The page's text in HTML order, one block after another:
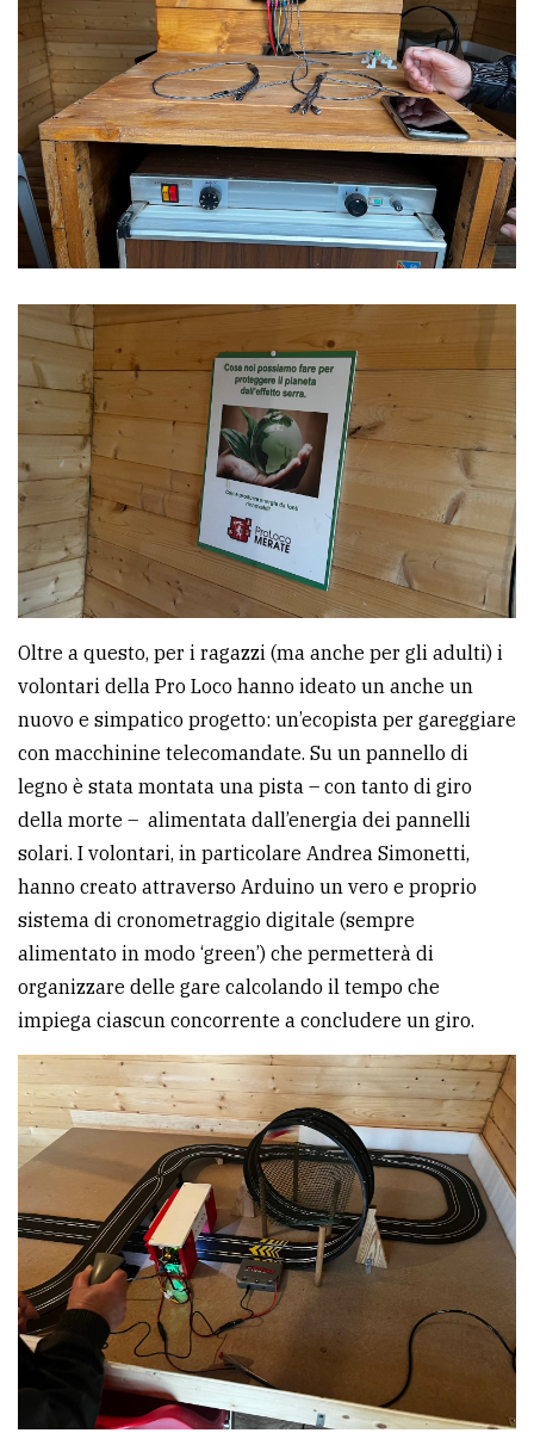
Oltre a questo, per i ragazzi (ma anche per gli adulti) i
volontari della Pro Loco hanno ideato un anche un
nuovo e simpatico progetto: un’ecopista per gareggiare
con macchinine telecomandate. Su un pannello di
legno è stata montata una pista – con tanto di giro
della morte – alimentata dall’energia dei pannelli
solari. I volontari, in particolare Andrea Simonetti,
hanno creato attraverso Arduino un vero e proprio
sistema di cronometraggio digitale (sempre
alimentato in modo ‘green’) che permetterà di
organizzare delle gare calcolando il tempo che
impiega ciascun concorrente a concludere un giro.